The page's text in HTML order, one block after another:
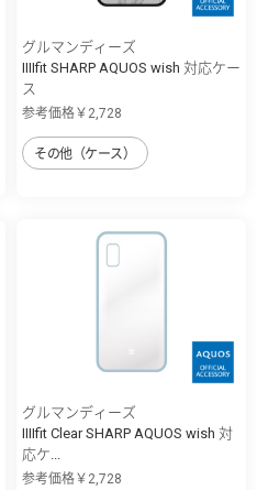
グルマンディーズ
IIIIfit SHARP AQUOS wish 対応ケー
ス
参考価格￥2,728
その他（ケース）
グルマンディーズ
IIIIfit Clear SHARP AQUOS wish 対
応ケ...
参考価格￥2,728